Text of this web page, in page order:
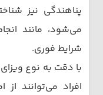
پناهندگی نیز
می‌شود، مانند
شرایط فوری.
با دقت به نوع
افراد می‌توانند